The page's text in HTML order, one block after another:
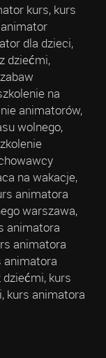
kurs, kurs
dla dzieci,
dziećmi,
na
animatorów,
wolnego,
na wakacje,
animatora
warszawa,
animatora
animatora
animatora
kurs
kurs animatora